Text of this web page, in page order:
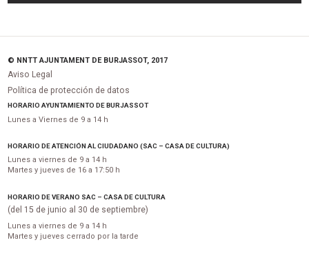
© NNTT AJUNTAMENT DE BURJASSOT, 2017
Aviso Legal
Política de protección de datos
HORARIO AYUNTAMIENTO DE BURJASSOT
Lunes a Viernes de 9 a 14 h
HORARIO DE ATENCIÓN AL CIUDADANO (SAC – CASA DE CULTURA)
Lunes a viernes de 9 a 14 h
Martes y jueves de 16 a 17:50 h
HORARIO DE VERANO SAC – CASA DE CULTURA
(del 15 de junio al 30 de septiembre)
Lunes a viernes de 9 a 14 h
Martes y jueves cerrado por la tarde